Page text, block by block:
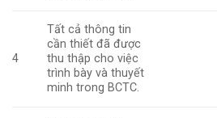
4
Tất cả thông tin
cần thiết đã được
thu thập cho việc
trình bày và thuyết
minh trong BCTC.